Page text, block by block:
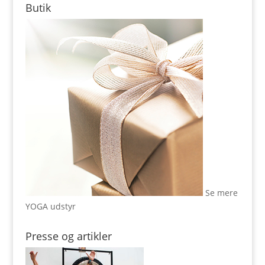
Butik
Se mere
YOGA udstyr
Presse og artikler